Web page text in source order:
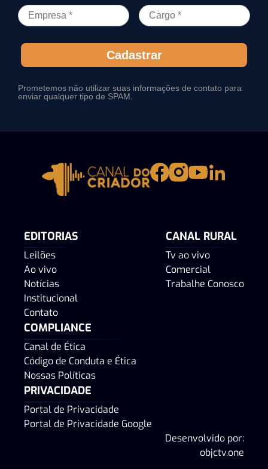
Cadastrar
Prometemos não utilizar suas informações de contato para
enviar qualquer tipo de SPAM.
EDITORIAS
Leilões
Ao vivo
Notícias
Institucional
Contato
CANAL RURAL
Tv ao vivo
Comercial
Trabalhe Conosco
COMPLIANCE
Canal de Ética
Código de Conduta e Ética
Nossas Políticas
PRIVACIDADE
Portal de Privacidade
Portal de Privacidade Google
Desenvolvido por:
objctv.one